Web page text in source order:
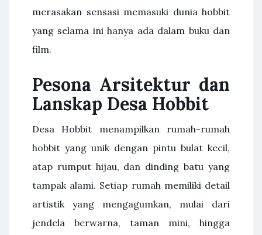
merasakan sensasi memasuki dunia hobbit
yang selama ini hanya ada dalam buku dan
film.
Pesona Arsitektur dan
Lanskap Desa Hobbit
Desa Hobbit menampilkan rumah-rumah
hobbit yang unik dengan pintu bulat kecil,
atap rumput hijau, dan dinding batu yang
tampak alami. Setiap rumah memiliki detail
artistik yang mengagumkan, mulai dari
jendela berwarna, taman mini, hingga